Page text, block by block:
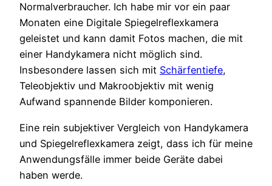
Normalverbraucher. Ich habe mir vor ein paar
Monaten eine Digitale Spiegelreflexkamera
geleistet und kann damit Fotos machen, die mit
einer Handykamera nicht möglich sind.
Insbesondere lassen sich mit Schärfentiefe,
Teleobjektiv und Makroobjektiv mit wenig
Aufwand spannende Bilder komponieren.
Eine rein subjektiver Vergleich von Handykamera
und Spiegelreflexkamera zeigt, dass ich für meine
Anwendungsfälle immer beide Geräte dabei
haben werde.